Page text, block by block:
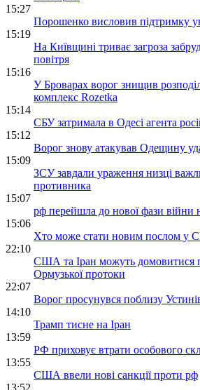
15:27
Порошенко висловив підтримку
15:19
На Київщині триває загроза
повітря
15:16
У Броварах ворог знищив
комплекс Rozetka
15:14
СБУ затримала в Одесі агента
15:12
Ворог знову атакував Одещину
15:09
ЗСУ завдали ураження низці
противника
15:07
рф перейшла до нової фази війни
15:06
Хто може стати новим послом у
22:10
США та Іран можуть домовитися
Ормузької протоки
22:07
Ворог просунувся поблизу
14:10
Трамп тисне на Іран
13:59
РФ приховує втрати особового
13:55
США ввели нові санкції проти рф